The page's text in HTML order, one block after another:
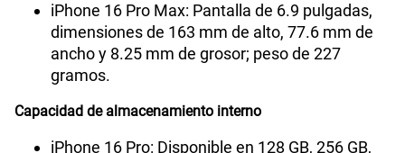
iPhone 16 Pro Max: Pantalla de 6.9 pulgadas,
dimensiones de 163 mm de alto, 77.6 mm de
ancho y 8.25 mm de grosor; peso de 227
gramos.
Capacidad de almacenamiento interno
iPhone 16 Pro: Disponible en 128 GB, 256 GB,